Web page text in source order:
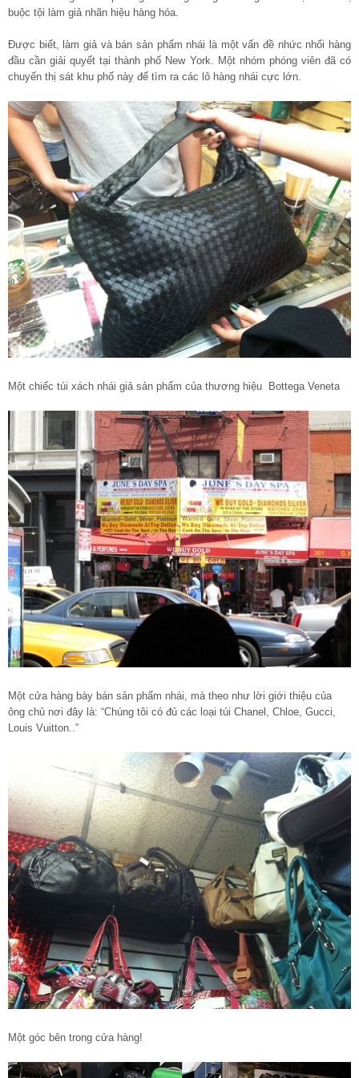
buộc tội làm giả nhãn hiệu hàng hóa.
Được biết, làm giả và bán sản phẩm nhái là một vấn đề nhức nhối hàng
đầu cần giải quyết tại thành phố New York. Một nhóm phóng viên đã có
chuyến thị sát khu phố này để tìm ra các lô hàng nhái cực lớn.
Một chiếc túi xách nhái giả sản phẩm của thương hiệu Bottega Veneta
Một cửa hàng bày bán sản phẩm nhái, mà theo như lời giới thiệu của
ông chủ nơi đây là: “Chúng tôi có đủ các loại túi Chanel, Chloe, Gucci,
Louis Vuitton..”
Một góc bên trong cửa hàng!